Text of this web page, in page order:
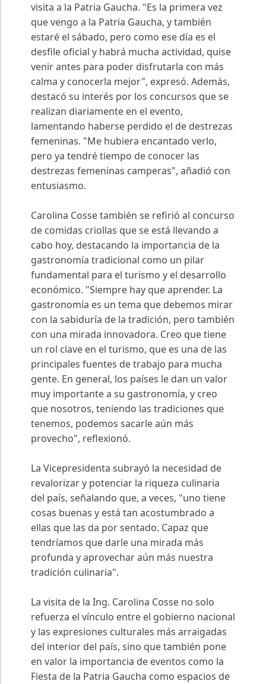
visita a la Patria Gaucha. "Es la primera vez
que vengo a la Patria Gaucha, y también
estaré el sábado, pero como ese día es el
desfile oficial y habrá mucha actividad, quise
venir antes para poder disfrutarla con más
calma y conocerla mejor", expresó. Además,
destacó su interés por los concursos que se
realizan diariamente en el evento,
lamentando haberse perdido el de destrezas
femeninas. "Me hubiera encantado verlo,
pero ya tendré tiempo de conocer las
destrezas femeninas camperas", añadió con
entusiasmo.
Carolina Cosse también se refirió al concurso
de comidas criollas que se está llevando a
cabo hoy, destacando la importancia de la
gastronomía tradicional como un pilar
fundamental para el turismo y el desarrollo
económico. "Siempre hay que aprender. La
gastronomía es un tema que debemos mirar
con la sabiduría de la tradición, pero también
con una mirada innovadora. Creo que tiene
un rol clave en el turismo, que es una de las
principales fuentes de trabajo para mucha
gente. En general, los países le dan un valor
muy importante a su gastronomía, y creo
que nosotros, teniendo las tradiciones que
tenemos, podemos sacarle aún más
provecho", reflexionó.
La Vicepresidenta subrayó la necesidad de
revalorizar y potenciar la riqueza culinaria
del país, señalando que, a veces, "uno tiene
cosas buenas y está tan acostumbrado a
ellas que las da por sentado. Capaz que
tendríamos que darle una mirada más
profunda y aprovechar aún más nuestra
tradición culinaria".
La visita de la Ing. Carolina Cosse no solo
refuerza el vínculo entre el gobierno nacional
y las expresiones culturales más arraigadas
del interior del país, sino que también pone
en valor la importancia de eventos como la
Fiesta de la Patria Gaucha como espacios de